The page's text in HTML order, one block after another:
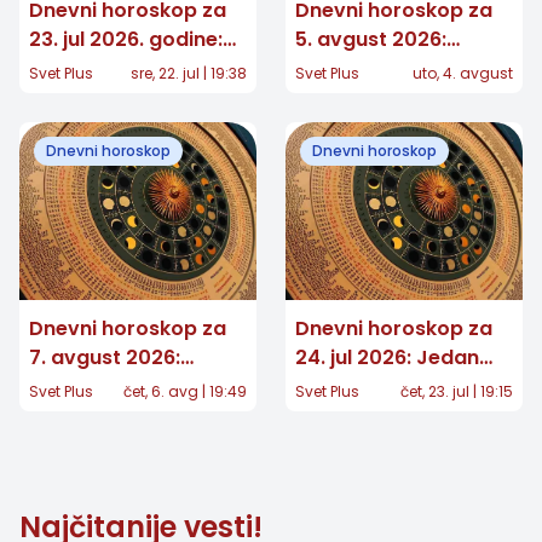
Dnevni horoskop za
23. jul 2026. godine:
Očekuju vas važni
Svet Plus sre, 22. jul | 19:38
Dnevni horoskop za
5. avgust 2026:
Jednom znaku stiže
čekao
Svet Plus uto, 4. avgust
Dnevni horoskop
Dnevni horoskop za
7. avgust 2026:
Jedan znak dobija
Svet Plus čet, 6. avg | 19:49
Dnevni horoskop
Dnevni horoskop za
24. jul 2026: Jedan
znak čeka važna
Svet Plus čet, 23. jul | 19:15
Najčitanije vesti!